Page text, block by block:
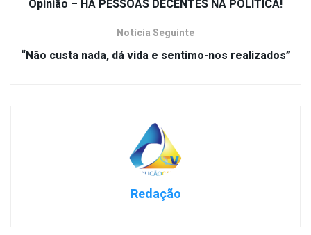
Opinião – HÁ PESSOAS DECENTES NA POLÍTICA!
Notícia Seguinte
“Não custa nada, dá vida e sentimo-nos realizados”
Redação